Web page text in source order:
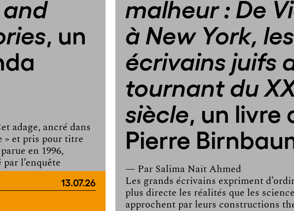
, un
adage, ancré dans
» et pris pour titre
en 1996,
l’enquête
malheur : De
à New York, les
écrivains juifs
tournant du
siècle, un livre
Pierre
— Par Salima Naït Ahmed
Les grands écrivains expriment
plus directe les réalités que les
approchent par leurs constructions
13.07.26